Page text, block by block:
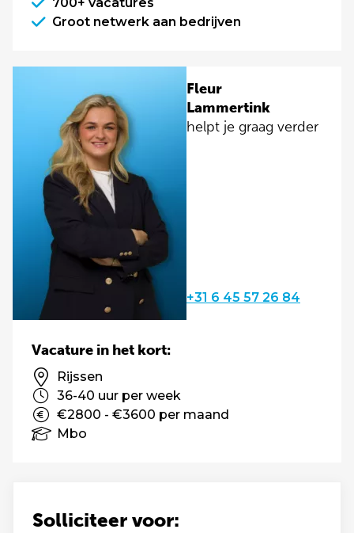
Groot netwerk aan bedrijven
Fleur
Lammertink
helpt je graag verder
+31 6 45 57 26 84
Solliciteer voor:
Vacature in het kort:
Rijssen
36-40 uur per week
€2800 - €3600 per maand
Mbo